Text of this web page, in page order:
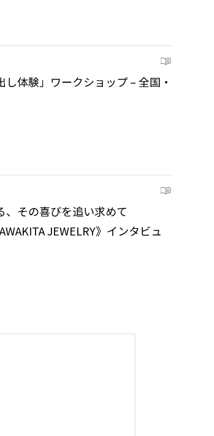
し体験」ワークショップ – 全国・
、その喜びを追い求めて
JEWELRY》インタビュ